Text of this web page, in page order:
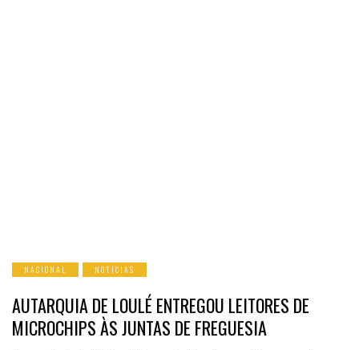
NACIONAL NOTICIAS
AUTARQUIA DE LOULÉ ENTREGOU LEITORES DE
MICROCHIPS ÀS JUNTAS DE FREGUESIA